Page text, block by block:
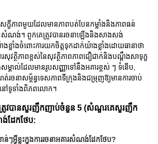
ក្ខីភាពមួយដែលមានភាពបត់បែនកម្លាំងនិងភាពធន់
ៈសំណង់។ ពួកគេត្រូវបានរចនាឡើងនិងសាងសង់
លាំងចំពោះការយកចិត្តទុកដាក់យ៉ាងខ្លាំងដោយធានាថា
សុវត្ថិភាពខ្ពស់នៃសុវត្ថិភាពភាពជឿជាក់និងបណ្តឹងសាទុក្ខ
គាល់ដែលមានរូបសញ្ញាទៅនឹងអគារខ្ពស់ ៗ ទំនើប,
ចនាសម្ព័ន្ធទេសភាពទីក្រុងនិងជម្រុញឱ្យមានការចាប់
នៅទូទាំងពិភពលោក។
រូវបានសួរញឹកញាប់ចំនួន 5 (សំណួរគេសួរញឹក
ដែកថែប:
ៗអ្វីខ្លះក្នុងការរចនាអគារសំណង់ដែកថែប?